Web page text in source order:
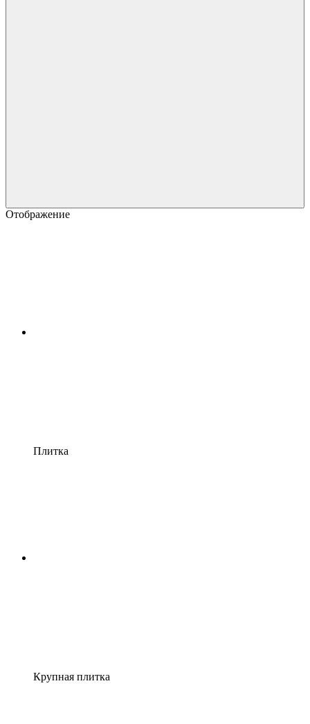
Отображение
Плитка
Крупная плитка